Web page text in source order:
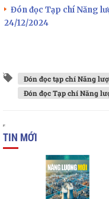
Đón đọc Tạp chí Năng
24/12/2024
Đón đọc tạp chí Năng
Đón đọc Tạp chí Năng
TIN MỚI